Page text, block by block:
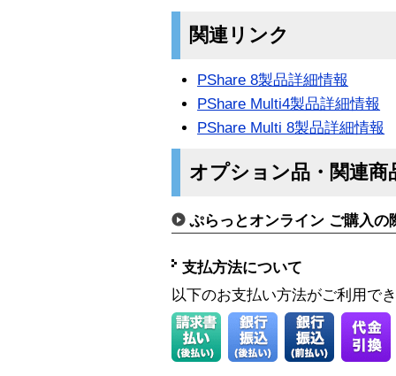
関連リンク
PShare 8製品詳細情報
PShare Multi4製品詳細情報
PShare Multi 8製品詳細情報
オプション品・関連商
ぷらっとオンライン ご購入の
支払方法について
以下のお支払い方法がご利用で